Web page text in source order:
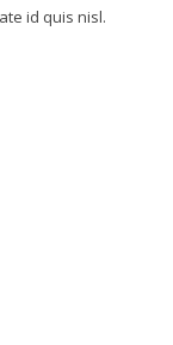
id quis nisl.